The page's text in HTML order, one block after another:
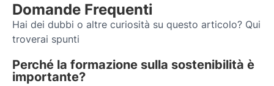
Domande Frequenti
Hai dei dubbi o altre curiosità su questo articolo? Qui
troverai spunti
Perché la formazione sulla sostenibilità è
importante?